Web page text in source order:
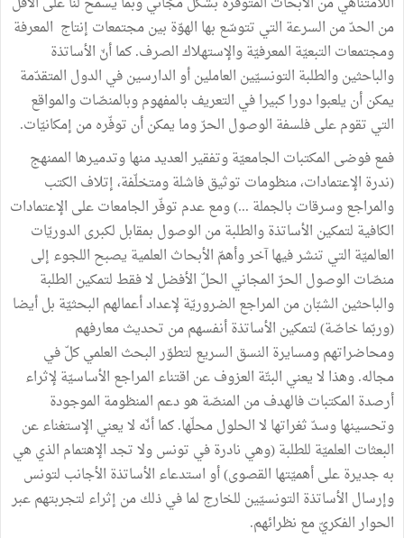
من الحدّ من السرعة التي تتوسّع بها الهوّة بين مجتمعات إنتاج المعرفة
ومجتمعات التبعيّة المعرفيّة والإستهلاك الصرف. كما أنّ الأساتذة
والباحثين والطلبة التونسيّين العاملين أو الدارسين في الدول المتقدّمة
يمكن أن يلعبوا دورا كبيرا في التعريف بالمفهوم وبالمنصّات والمواقع
التي تقوم على فلسفة الوصول الحرّ وما يمكن أن توفّره من إمكانيّات.
فمع فوضى المكتبات الجامعيّة وتفقير العديد منها وتدميرها الممنهج
(ندرة الإعتمادات، منظومات توثيق فاشلة ومتخلّفة، إتلاف الكتب
والمراجع وسرقات بالجملة ...) ومع عدم توفّر الجامعات على الإعتمادات
الكافية لتمكين الأساتذة والطلبة من الوصول بمقابل لكبرى الدوريّات
العالميّة التي تنشر فيها آخر وأهمّ الأبحاث العلمية يصبح اللجوء إلى
منصّات الوصول الحرّ المجاني الحلّ الأفضل لا فقط لتمكين الطلبة
والباحثين الشبّان من المراجع الضروريّة لإعداد أعمالهم البحثيّة بل أيضا
(وربّما خاصّة) لتمكين الأساتذة أنفسهم من تحديث معارفهم
ومحاضراتهم ومسايرة النسق السريع لتطوّر البحث العلمي كلّ في
مجاله. وهذا لا يعني البتّة العزوف عن اقتناء المراجع الأساسيّة لإثراء
أرصدة المكتبات فالهدف من المنصّة هو دعم المنظومة الموجودة
وتحسينها وسدّ ثغراتها لا الحلول محلّها. كما أنّه لا يعني الإستغناء عن
البعثات العلميّة للطلبة (وهي نادرة في تونس ولا تجد الإهتمام الذي هي
به جديرة على أهميّتها القصوى) أو استدعاء الأساتذة الأجانب لتونس
وإرسال الأساتذة التونسيّين للخارج لما في ذلك من إثراء لتجربتهم عبر
الحوار الفكريّ مع نظرائهم.